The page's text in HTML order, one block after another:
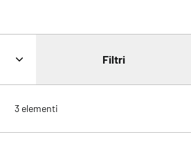
3elementi
Filtri